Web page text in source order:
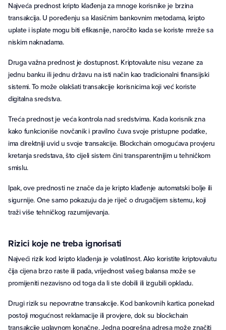
Najveća prednost kripto klađenja za mnoge korisnike je brzina
transakcija. U poređenju sa klasičnim bankovnim metodama, kripto
uplate i isplate mogu biti efikasnije, naročito kada se koriste mreže sa
niskim naknadama.
Druga važna prednost je dostupnost. Kriptovalute nisu vezane za
jednu banku ili jednu državu na isti način kao tradicionalni finansijski
sistemi. To može olakšati transakcije korisnicima koji već koriste
digitalna sredstva.
Treća prednost je veća kontrola nad sredstvima. Kada korisnik zna
kako funkcioniše novčanik i pravilno čuva svoje pristupne podatke,
ima direktniji uvid u svoje transakcije. Blockchain omogućava provjeru
kretanja sredstava, što cijeli sistem čini transparentnijim u tehničkom
smislu.
Ipak, ove prednosti ne znače da je kripto klađenje automatski bolje ili
sigurnije. One samo pokazuju da je riječ o drugačijem sistemu, koji
traži više tehničkog razumijevanja.
Rizici koje ne treba ignorisati
Najveći rizik kod kripto klađenja je volatilnost. Ako koristite kriptovalutu
čija cijena brzo raste ili pada, vrijednost vašeg balansa može se
promijeniti nezavisno od toga da li ste dobili ili izgubili opkladu.
Drugi rizik su nepovratne transakcije. Kod bankovnih kartica ponekad
postoji mogućnost reklamacije ili provjere, dok su blockchain
transakcije uglavnom konačne. Jedna pogrešna adresa može značiti